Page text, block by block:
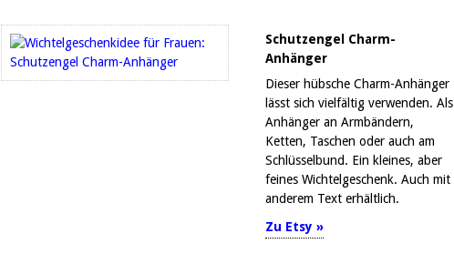
Schutzengel Charm-
Anhänger
Dieser hübsche Charm-Anhänger
lässt sich vielfältig verwenden. Als
Anhänger an Armbändern,
Ketten, Taschen oder auch am
Schlüsselbund. Ein kleines, aber
feines Wichtelgeschenk. Auch mit
anderem Text erhältlich.
Zu Etsy »